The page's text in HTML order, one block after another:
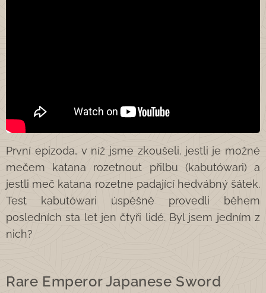
První epizoda, v níž jsme zkoušeli. jestli je možné
mečem katana rozetnout přilbu (kabutówari) a
jestli meč katana rozetne padající hedvábný šátek.
Test kabutówari úspěšně provedli během
posledních sta let jen čtyři lidé. Byl jsem jedním z
nich?
Rare Emperor Japanese Sword